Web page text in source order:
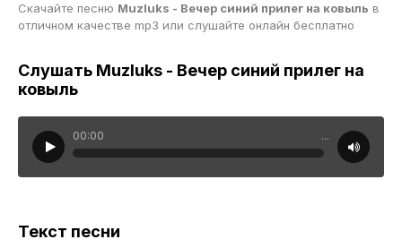
Скачайте песню Muzluks - Вечер синий прилег на ковыль в
отличном качестве mp3 или слушайте онлайн бесплатно
Слушать Muzluks - Вечер синий прилег на
ковыль
00:00 ...
Текст песни